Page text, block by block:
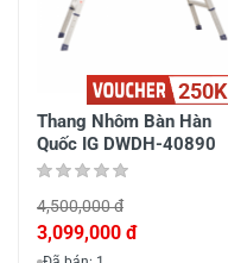
250K
Thang Nhôm Bàn Hàn
Quốc IG DWDH-40890
4,500,000 đ
3,099,000 đ